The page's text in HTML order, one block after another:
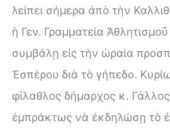
λείπει σήμερα ἀπὸ τὴν
ὴ Γεν. Γραμματεία
συμβάλῃ εἰς τὴν ὡραία
Ἑσπέρου διὰ τὸ γήπεδο.
φίλαθλος δήμαρχος κ.
ἐμπράκτως νὰ ἐκδηλώσῃ τὸ